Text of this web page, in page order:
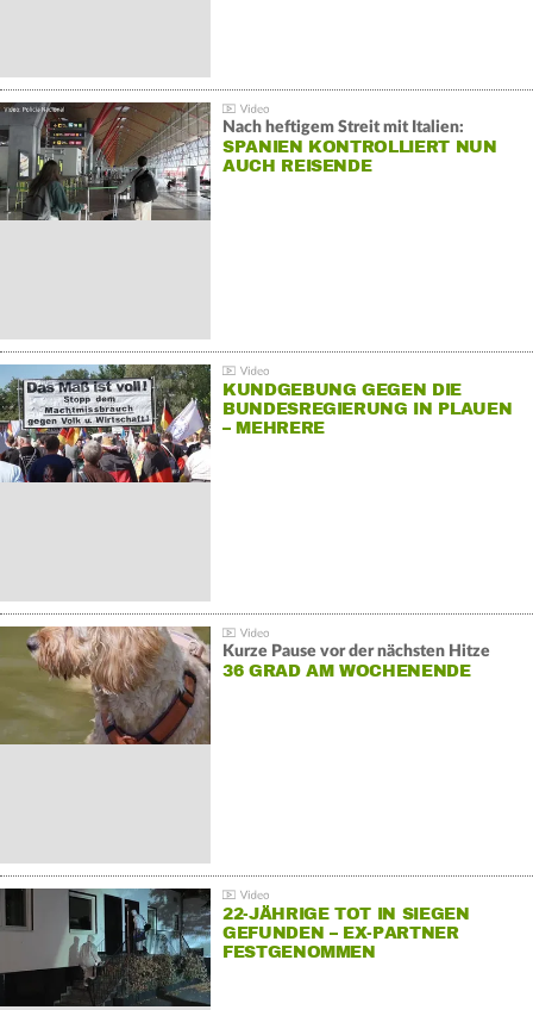
Nach heftigem Streit mit Italien:
SPANIEN KONTROLLIERT NUN
AUCH REISENDE
KUNDGEBUNG GEGEN DIE
BUNDESREGIERUNG IN PLAUEN
– MEHRERE
Kurze Pause vor der nächsten Hitze
36 GRAD AM WOCHENENDE
22-JÄHRIGE TOT IN SIEGEN
GEFUNDEN – EX-PARTNER
FESTGENOMMEN